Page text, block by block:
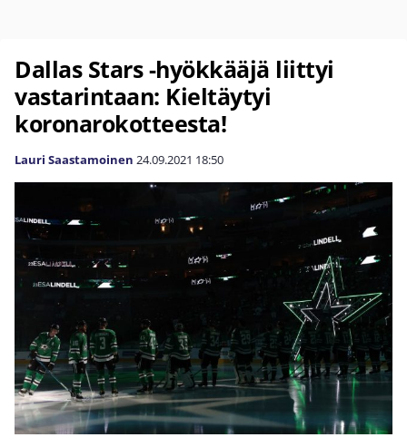
Dallas Stars -hyökkääjä liittyi
vastarintaan: Kieltäytyi
koronarokotteesta!
Lauri Saastamoinen 24.09.2021 18:50